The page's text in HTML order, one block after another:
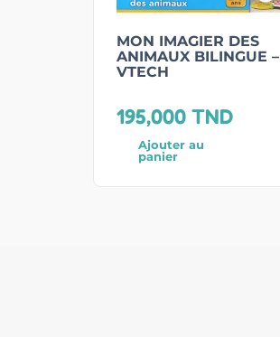
MON IMAGIER DES
ANIMAUX BILINGUE –
VTECH
195,000 TND
Ajouter au
panier